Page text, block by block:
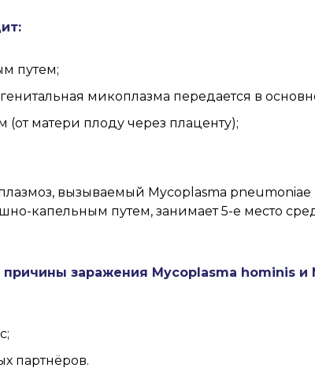
путем;
микоплазма передается в
(от матери плоду через плаценту);
вызываемый Mycoplasma pneumoniae
капельным путем, занимает 5-е место
заражения Mycoplasma hominis и
партнёров.